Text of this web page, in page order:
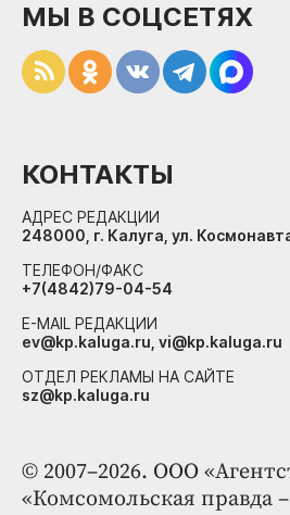
© 2007–2026. ООО
«Комсомольская правда
МЫ В СОЦСЕТЯХ
КОНТАКТЫ
АДРЕС РЕДАКЦИИ
248000, г. Калуга, ул.
ТЕЛЕФОН/ФАКС
+7(4842)79-04-54
E-MAIL РЕДАКЦИИ
ev@kp.kaluga.ru, vi@kp.kaluga.ru
ОТДЕЛ РЕКЛАМЫ НА САЙТЕ
sz@kp.kaluga.ru